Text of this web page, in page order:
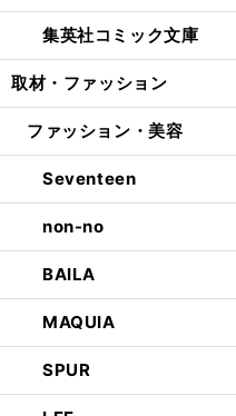
集英社コミック文庫
取材・ファッション
ファッション・美容
Seventeen
non-no
BAILA
MAQUIA
SPUR